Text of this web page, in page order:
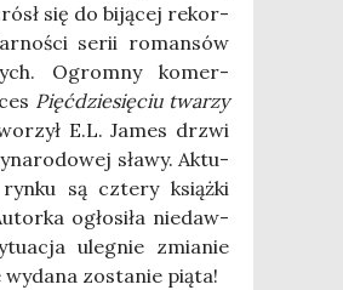
się do biją­cej rekor­
serii roman­sów
Ogrom­ny komer­
Pięć­dzie­się­ciu twa­rzy
E.L. James drzwi
sła­wy. Aktu­
są czte­ry książ­ki
ogło­si­ła nie­daw­
ule­gnie zmia­nie
zosta­nie pią­ta!